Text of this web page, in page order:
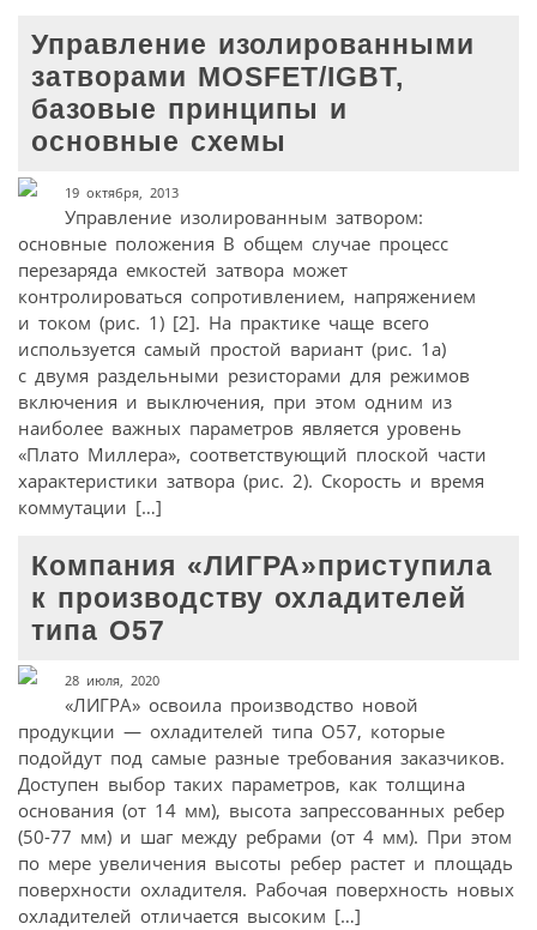
Управление изолированными
затворами MOSFET/IGBT,
базовые принципы и
основные схемы
19 октября, 2013
Управление изолированным затвором:
основные положения В общем случае процесс
перезаряда емкостей затвора может
контролироваться сопротивлением, напряжением
и током (рис. 1) [2]. На практике чаще всего
используется самый простой вариант (рис. 1а)
с двумя раздельными резисторами для режимов
включения и выключения, при этом одним из
наиболее важных параметров является уровень
«Плато Миллера», соответствующий плоской части
характеристики затвора (рис. 2). Скорость и время
коммутации […]
Компания «ЛИГРА»приступила
к производству охладителей
типа О57
28 июля, 2020
«ЛИГРА» освоила производство новой
продукции — охладителей типа О57, которые
подойдут под самые разные требования заказчиков.
Доступен выбор таких параметров, как толщина
основания (от 14 мм), высота запрессованных ребер
(50-77 мм) и шаг между ребрами (от 4 мм). При этом
по мере увеличения высоты ребер растет и площадь
поверхности охладителя. Рабочая поверхность новых
охладителей отличается высоким […]